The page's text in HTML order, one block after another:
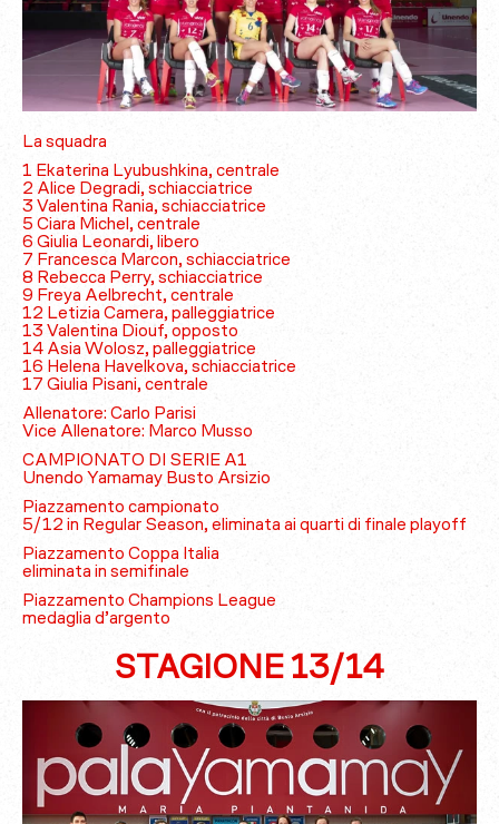
La squadra
1 Ekaterina Lyubushkina, centrale
2 Alice Degradi, schiacciatrice
3 Valentina Rania, schiacciatrice
5 Ciara Michel, centrale
6 Giulia Leonardi, libero
7 Francesca Marcon, schiacciatrice
8 Rebecca Perry, schiacciatrice
9 Freya Aelbrecht, centrale
12 Letizia Camera, palleggiatrice
13 Valentina Diouf, opposto
14 Asia Wolosz, palleggiatrice
16 Helena Havelkova, schiacciatrice
17 Giulia Pisani, centrale
Allenatore: Carlo Parisi
Vice Allenatore: Marco Musso
CAMPIONATO DI SERIE A1
Unendo Yamamay Busto Arsizio
Piazzamento campionato
5/12 in Regular Season, eliminata ai quarti di finale playoff
Piazzamento Coppa Italia
eliminata in semifinale
Piazzamento Champions League
medaglia d’argento
STAGIONE 13/14